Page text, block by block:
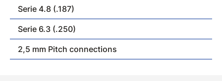
Serie 4.8 (.187)
Serie 6.3 (.250)
2,5 mm Pitch connections